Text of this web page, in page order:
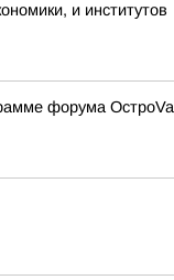
и институтов
форума ОстроVa